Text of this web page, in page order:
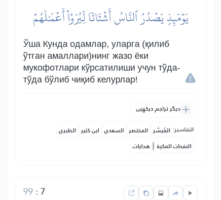
يَوۡمَئِذٖ يَصۡدُرُ ٱلنَّاسُ أَشۡتَاتٗا لِّيُرَوۡاْ أَعۡمَٰلَهُمۡ
Ўша Кунда одамлар, уларга (қилиб
ўтган амаллари)нинг жазо ёки
мукофотлари кўрсатилиши учун тўда-
тўда бўлиб чиқиб келурлар!
دیگر تراجم دیکھیں
التفاسير: المُيسَّر المختصر السعدي ابن كثير الطبري
النفحات المكية | هدايات
7
:
99